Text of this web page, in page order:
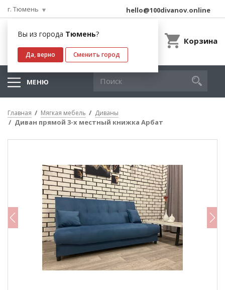
г. Тюмень
Вы из города Тюмень?
Да, верно Сменить город
hello@100divanov.online
Корзина
МЕНЮ
Главная Мягкая мебель Диваны
Диван прямой 3-х местный книжка Арбат